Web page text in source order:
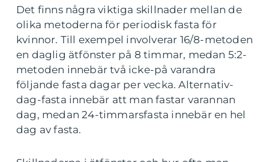
Det finns några viktiga skillnader mellan de
olika metoderna för periodisk fasta för
kvinnor. Till exempel involverar 16/8-metoden
en daglig ätfönster på 8 timmar, medan 5:2-
metoden innebär två icke-på varandra
följande fasta dagar per vecka. Alternativ-
dag-fasta innebär att man fastar varannan
dag, medan 24-timmarsfasta innebär en hel
dag av fasta.